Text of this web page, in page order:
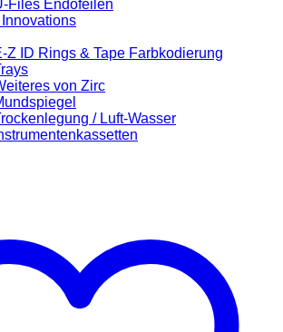
Files Endofeilen
Z ID Rings & Tape Farbkodierung
von Zirc
/ Luft-Wasser